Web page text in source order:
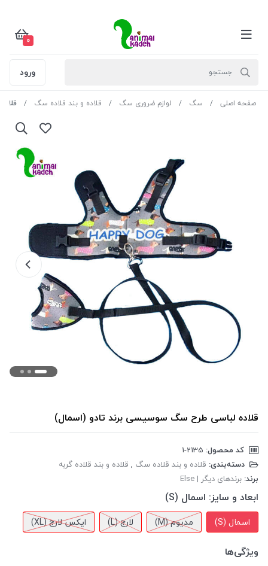
0
ورود
صفحه اصلی سگ لوازم ضروری سگ قلاده و بند قلاده سگ
قلاده لباسی طرح سگ سوسیسی برند تادو (اسمال)
کد محصول:
دسته‌بندی: قلاده و بند قلاده سگ , قلاده و بند قلاده گربه
برند: برندهای دیگر | Else
ابعاد و سایز: اسمال (S)
اسمال (S) مدیوم (M) لارج (L) ایکس لارج (XL)
ویژگی‌ها